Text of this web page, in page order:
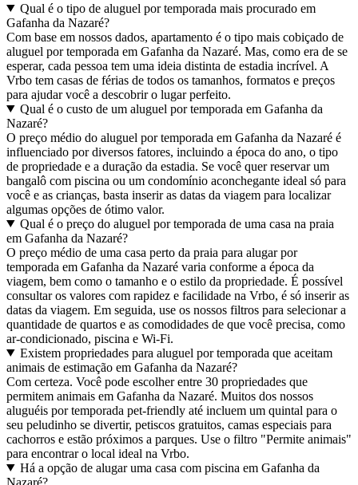
Qual é o tipo de aluguel por temporada mais procurado em
Gafanha da Nazaré?
Com base em nossos dados, apartamento é o tipo mais cobiçado de
aluguel por temporada em Gafanha da Nazaré. Mas, como era de se
esperar, cada pessoa tem uma ideia distinta de estadia incrível. A
Vrbo tem casas de férias de todos os tamanhos, formatos e preços
para ajudar você a descobrir o lugar perfeito.
Qual é o custo de um aluguel por temporada em Gafanha da
Nazaré?
O preço médio do aluguel por temporada em Gafanha da Nazaré é
influenciado por diversos fatores, incluindo a época do ano, o tipo
de propriedade e a duração da estadia. Se você quer reservar um
bangalô com piscina ou um condomínio aconchegante ideal só para
você e as crianças, basta inserir as datas da viagem para localizar
algumas opções de ótimo valor.
Qual é o preço do aluguel por temporada de uma casa na praia
em Gafanha da Nazaré?
O preço médio de uma casa perto da praia para alugar por
temporada em Gafanha da Nazaré varia conforme a época da
viagem, bem como o tamanho e o estilo da propriedade. É possível
consultar os valores com rapidez e facilidade na Vrbo, é só inserir as
datas da viagem. Em seguida, use os nossos filtros para selecionar a
quantidade de quartos e as comodidades de que você precisa, como
ar-condicionado, piscina e Wi-Fi.
Existem propriedades para aluguel por temporada que aceitam
animais de estimação em Gafanha da Nazaré?
Com certeza. Você pode escolher entre 30 propriedades que
permitem animais em Gafanha da Nazaré. Muitos dos nossos
aluguéis por temporada pet-friendly até incluem um quintal para o
seu peludinho se divertir, petiscos gratuitos, camas especiais para
cachorros e estão próximos a parques. Use o filtro "Permite animais"
para encontrar o local ideal na Vrbo.
Há a opção de alugar uma casa com piscina em Gafanha da
Nazaré?